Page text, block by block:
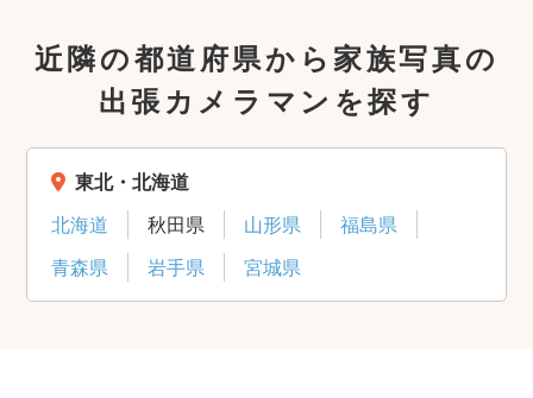
近隣の都道府県から家族写真の
出張カメラマンを探す
東北・北海道
北海道
秋田県 山形県
福島県
青森県
岩手県 宮城県